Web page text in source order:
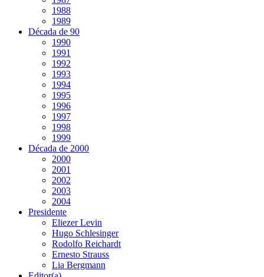
1988
1989
Década de 90
1990
1991
1992
1993
1994
1995
1996
1997
1998
1999
Década de 2000
2000
2001
2002
2003
2004
Presidente
Eliezer Levin
Hugo Schlesinger
Rodolfo Reichardt
Ernesto Strauss
Lia Bergmann